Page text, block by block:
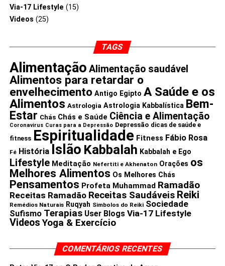
Via-17 Lifestyle (15)
Videos (25)
TAGS
Alimentação Alimentação saudável
Alimentos para retardar o
envelhecimento Antigo Egipto A Saúde e os
Alimentos Astrologia Astrologia Kabbalística Bem-
Estar Chás Chás e Saúde Ciência e Alimentação
Coronavirus Curas para a Depressão Depressão dicas de saúde e
fitness Espiritualidade Fitness Fábio Rosa
Fé História Islão Kabbalah Kabbalah e Ego
Lifestyle Meditação Nefertiti e Akhenaton Orações os
Melhores Alimentos Os Melhores Chás
Pensamentos Profeta Muhammad Ramadão
Receitas Ramadão Receitas Saudáveis Reiki
Remédios Naturais Ruqyah Simbolos do Reiki Sociedade
Sufismo Terapias User Blogs Via-17 Lifestyle
Videos Yoga & Exercício
COMENTÁRIOS RECENTES